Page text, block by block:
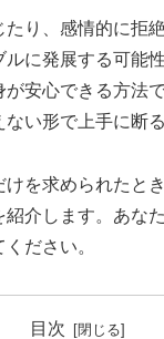
たり、感情的に拒
に発展する可能
が安心できる方法
い形で上手に断る
けを求められたと
紹介します。あな
ださい。
目次